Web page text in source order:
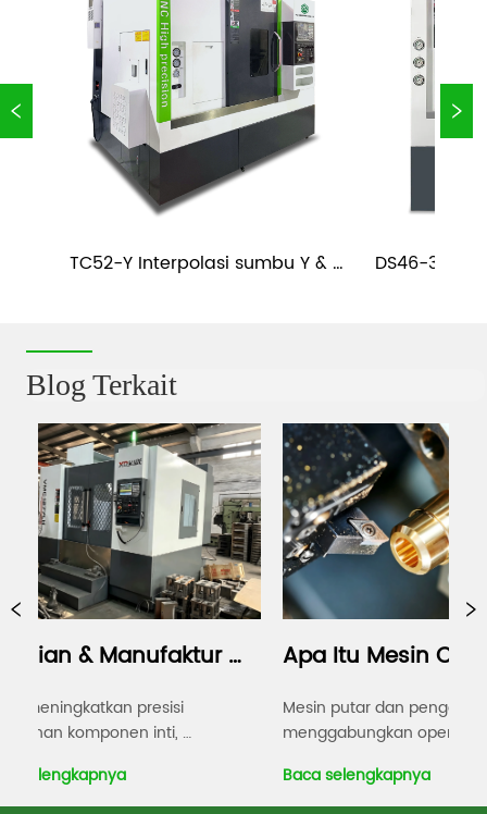
TC52-Y Interpolasi sumbu Y &
DS46-36
Blog Terkait
& Manufaktur
Presisi yang
Bengkel
presisi
komponen inti,
stabilitas mesin
serta mengkonsolidasikan
Apa Itu Mesin CNC
Turning dan Milling?
Mesin putar dan penggilingan
menggabungkan operasi
mesin yang dikendalikan
Ini dirancang untuk
Baca selengkapnya